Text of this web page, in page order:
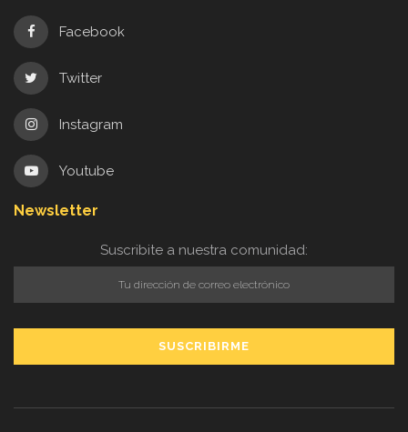
Facebook
Twitter
Instagram
Youtube
Newsletter
Suscribite a nuestra comunidad: